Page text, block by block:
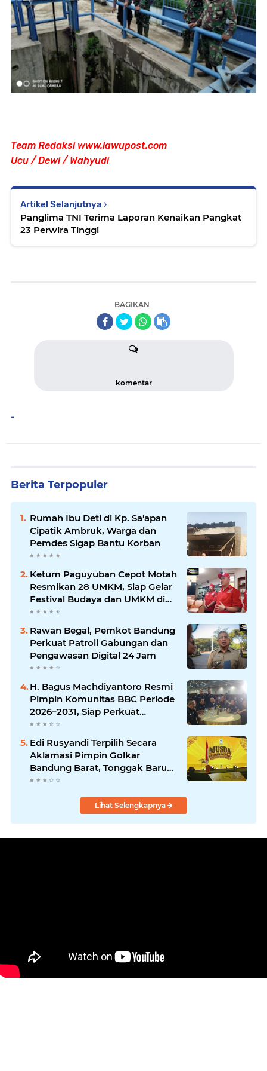
Team Redaksi www.lawupost.com
Ucu / Dewi / Wahyudi
Artikel Selanjutnya
Panglima TNI Terima Laporan Kenaikan Pangkat
23 Perwira Tinggi
BAGIKAN
komentar
-
Berita Terpopuler
Rumah Ibu Deti di Kp. Sa'apan
Cipatik Ambruk, Warga dan
Pemdes Sigap Bantu Korban
Ketum Paguyuban Cepot Motah
Resmikan 28 UMKM, Siap Gelar
Festival Budaya dan UMKM di
Jalan Braga
Rawan Begal, Pemkot Bandung
Perkuat Patroli Gabungan dan
Pengawasan Digital 24 Jam
H. Bagus Machdiyantoro Resmi
Pimpin Komunitas BBC Periode
2026–2031, Siap Perkuat
Solidaritas dan Hadirkan
Masyarakat
Edi Rusyandi Terpilih Secara
Aklamasi Pimpin Golkar
Bandung Barat, Tonggak Baru
Kepemimpinan Harmonis
Lihat Selengkapnya